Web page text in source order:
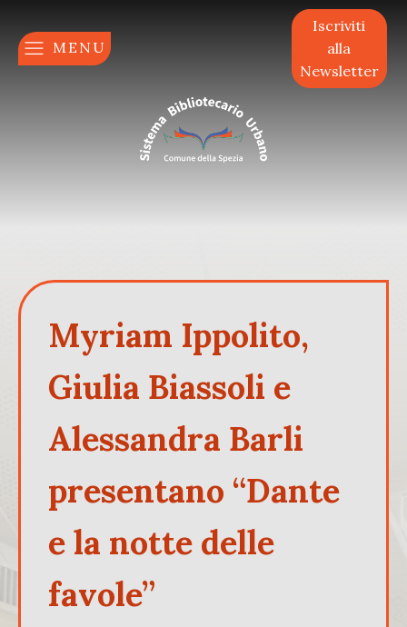
MENU
Iscriviti
alla
Newsletter
Myriam Ippolito,
Giulia Biassoli e
Alessandra Barli
presentano “Dante
e la notte delle
favole”